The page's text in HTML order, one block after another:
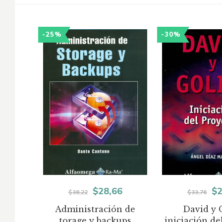
-25%
Administración de
$38,22
El
precio
$28,66El
precio
-30%
David y
$33,76
El
$